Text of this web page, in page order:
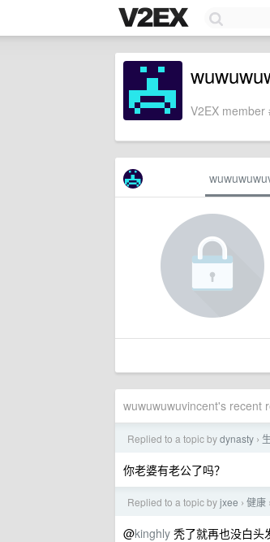
V2EX
wuwuwuwuvincent's recent
Replied to a topic bydynasty ›
你老婆有老公了吗？
Replied to a topic byjxee › 健康 ›
@kinghly 秃了就再也没白头